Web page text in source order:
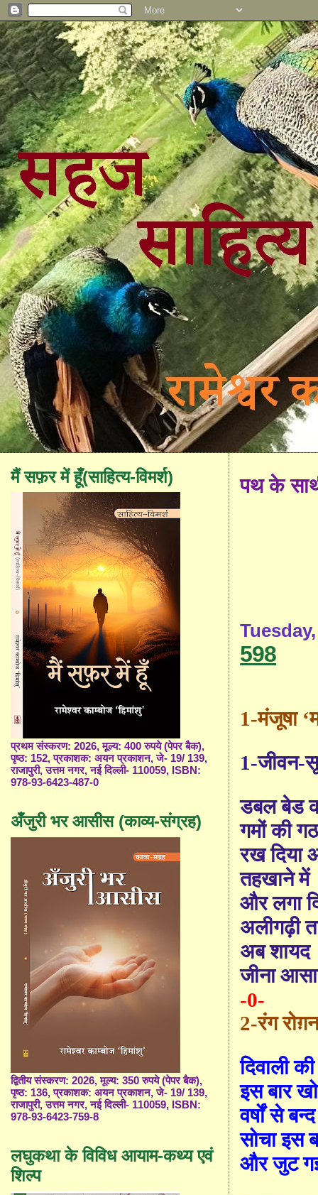
पथ के
598
1-मंजूषा ‘
1-जीवन-
डबल बेड
गमों की
रख दिया
तहखाने में
और लगा
अलीगढ़ी
अब शायद
जीना
-0-
2-रंग
दिवाली
इस बार
वर्षों से
सोचा इस
और जुट ग
मैं सफ़र में हूँ(साहित्य-विमर्श)
प्रथम संस्करण: 2026, मूल्य: 400 रुपये (पेपर बैक),
पृष्ठ: 152, प्रकाशक: अयन प्रकाशन, जे- 19/ 139,
राजापुरी, उत्तम नगर, नई दिल्ली- 110059, ISBN:
978-93-6423-487-0
अँजुरी भर आसीस (काव्य-संग्रह)
द्वितीय संस्करण: 2026, मूल्य: 350 रुपये (पेपर बैक),
पृष्ठ: 136, प्रकाशक: अयन प्रकाशन, जे- 19/ 139,
राजापुरी, उत्तम नगर, नई दिल्ली- 110059, ISBN:
978-93-6423-759-8
लघुकथा के विविध आयाम-कथ्य एवं
शिल्प